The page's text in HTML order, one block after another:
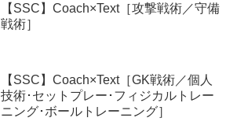
【SSC】Coach×Text［攻撃戦術／守備
戦術］
【SSC】Coach×Text［GK戦術／個人
技術･セットプレー･フィジカルトレー
ニング･ボールトレーニング］